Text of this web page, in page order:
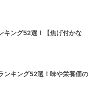
キング52選！【焦げ付かな
ンキング52選！味や栄養価の